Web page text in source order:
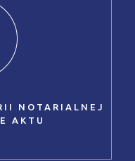
NOTARIALNEJ
AKTU